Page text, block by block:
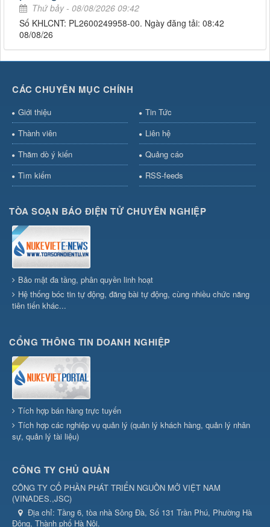
Thứ bảy - 08/08/2026 09:42
Số KHLCNT: PL2600249958-00. Ngày đăng tải: 08:42
08/08/26
CÁC CHUYÊN MỤC CHÍNH
Giới thiệu
Tin Tức
Thành viên
Liên hệ
Thăm dò ý kiến
Quảng cáo
Tìm kiếm
RSS-feeds
TÒA SOẠN BÁO ĐIỆN TỬ CHUYÊN NGHIỆP
Bảo mật đa tầng, phân quyền linh hoạt
Hệ thống bóc tin tự động, đăng bài tự động, cùng nhiều chức năng
tiên tiến khác...
CỔNG THÔNG TIN DOANH NGHIỆP
Tích hợp bán hàng trực tuyến
Tích hợp các nghiệp vụ quản lý (quản lý khách hàng, quản lý nhân
sự, quản lý tài liệu)
CÔNG TY CHỦ QUẢN
CÔNG TY CỔ PHẦN PHÁT TRIỂN NGUỒN MỞ VIỆT NAM
(VINADES.,JSC)
Địa chỉ: Tầng 6, tòa nhà Sông Đà, Số 131 Trần Phú, Phường Hà
Đông, Thành phố Hà Nội.